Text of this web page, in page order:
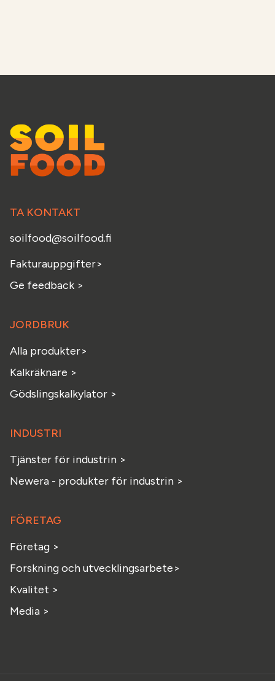
TA KONTAKT
soilfood@soilfood.fi
Fakturauppgifter>
Ge feedback >
JORDBRUK
Alla produkter>
Kalkräknare >
Gödslingskalkylator >
INDUSTRI
Tjänster för industrin >
Newera - produkter för industrin >
FÖRETAG
Företag >
Forskning och utvecklingsarbete>
Kvalitet >
Media >